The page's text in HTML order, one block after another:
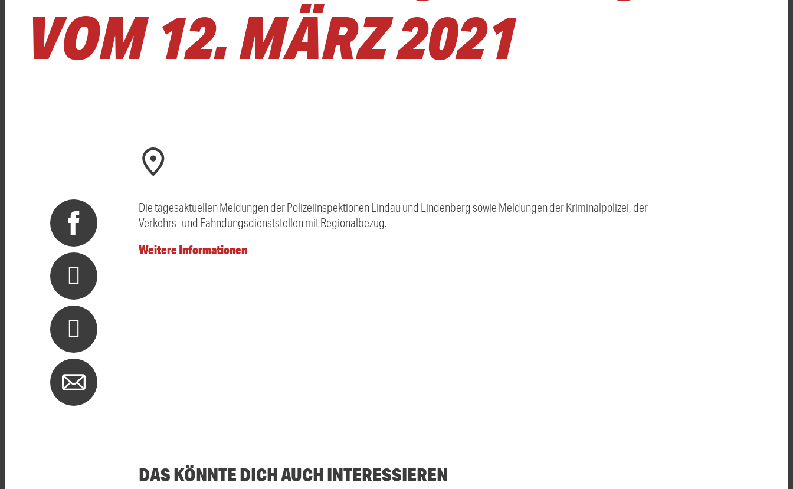
VOM 12. MÄRZ 2021
Die tagesaktuellen Meldungen der Polizeiinspektionen Lindau und Lindenberg sowie Meldungen der Kriminalpolizei, der
Verkehrs- und Fahndungsdienststellen mit Regionalbezug.
Weitere Informationen
DAS KÖNNTE DICH AUCH INTERESSIEREN